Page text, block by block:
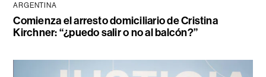
ARGENTINA
Comienza el arresto domiciliario de Cristina
Kirchner: “¿puedo salir o no al balcón?”